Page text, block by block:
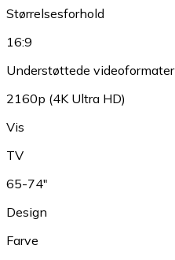
Størrelsesforhold
16:9
Understøttede videoformater
2160p (4K Ultra HD)
Vis
TV
65-74"
Design
Farve